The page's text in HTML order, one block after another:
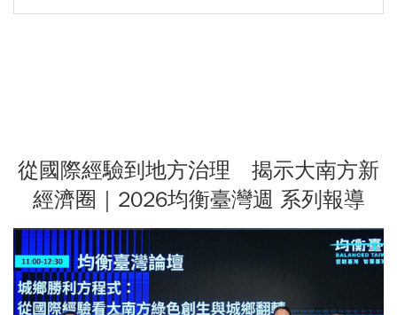
從國際經驗到地方治理 揭示大南方新
經濟圈｜2026均衡臺灣週 系列報導